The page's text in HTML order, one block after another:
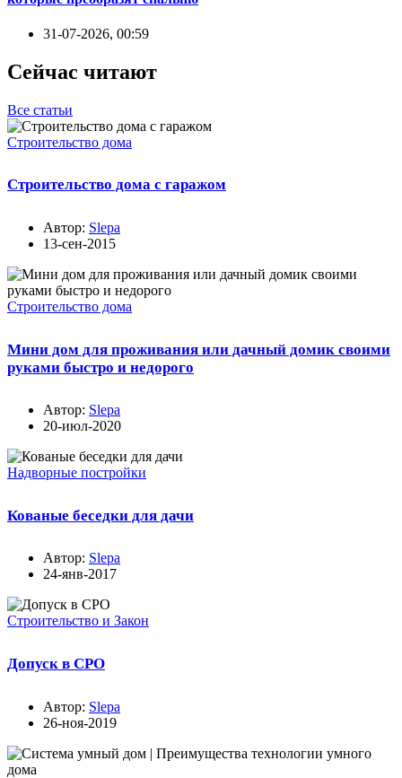
31-07-2026, 00:59
Сейчас читают
Все статьи
Строительство дома
Строительство дома с гаражом
Автор: Slepa
13-сен-2015
Строительство дома
Мини дом для проживания или дачный домик своими
руками быстро и недорого
Автор: Slepa
20-июл-2020
Надворные постройки
Кованые беседки для дачи
Автор: Slepa
24-янв-2017
Строительство и Закон
Допуск в СРО
Автор: Slepa
26-ноя-2019